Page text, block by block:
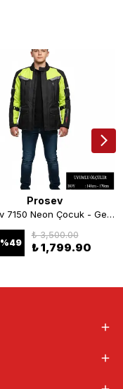
Prosev
Prosev 7150 Neon Çocuk - Genç Korumalı Motosiklet Montu
%49
₺ 3,500.00
₺ 1,799.90